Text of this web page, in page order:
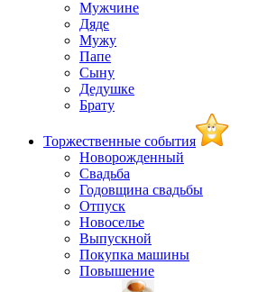
Мужчине
Дяде
Мужу
Папе
Сыну
Дедушке
Брату
Торжественные события
Новорожденный
Свадьба
Годовщина свадьбы
Отпуск
Новоселье
Выпускной
Покупка машины
Повышение